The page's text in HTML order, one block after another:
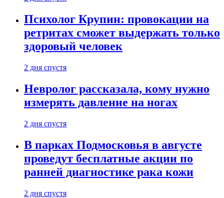
Психолог Крупин: провокации на
ретритах сможет выдержать только
здоровый человек
2 дня спустя
Невролог рассказала, кому нужно
измерять давление на ногах
2 дня спустя
В парках Подмосковья в августе
проведут бесплатные акции по
ранней диагностике рака кожи
2 дня спустя